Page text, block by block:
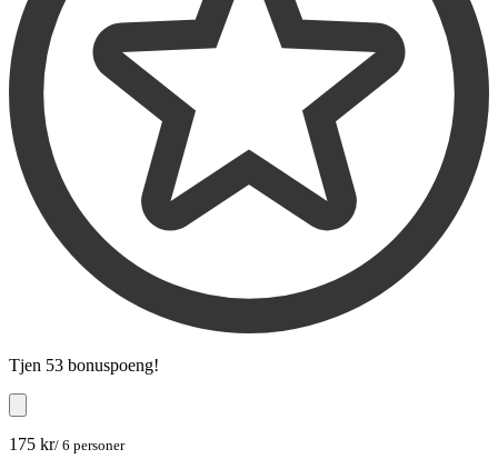
Tjen 53 bonuspoeng!
175 kr/ 6 personer